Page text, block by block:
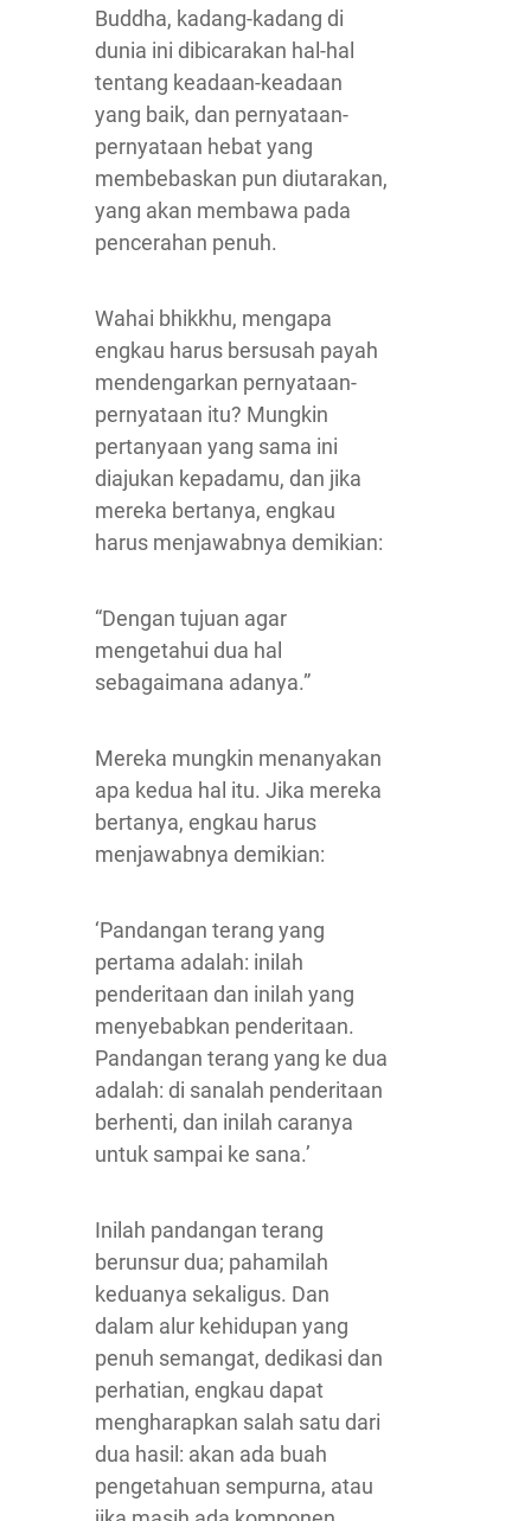
Buddha, kadang-kadang di
dunia ini dibicarakan hal-hal
tentang keadaan-keadaan
yang baik, dan pernyataan-
pernyataan hebat yang
membebaskan pun diutarakan,
yang akan membawa pada
pencerahan penuh.
Wahai bhikkhu, mengapa
engkau harus bersusah payah
mendengarkan pernyataan-
pernyataan itu? Mungkin
pertanyaan yang sama ini
diajukan kepadamu, dan jika
mereka bertanya, engkau
harus menjawabnya demikian:
“Dengan tujuan agar
mengetahui dua hal
sebagaimana adanya.”
Mereka mungkin menanyakan
apa kedua hal itu. Jika mereka
bertanya, engkau harus
menjawabnya demikian:
‘Pandangan terang yang
pertama adalah: inilah
penderitaan dan inilah yang
menyebabkan penderitaan.
Pandangan terang yang ke dua
adalah: di sanalah penderitaan
berhenti, dan inilah caranya
untuk sampai ke sana.’
Inilah pandangan terang
berunsur dua; pahamilah
keduanya sekaligus. Dan
dalam alur kehidupan yang
penuh semangat, dedikasi dan
perhatian, engkau dapat
mengharapkan salah satu dari
dua hasil: akan ada buah
pengetahuan sempurna, atau